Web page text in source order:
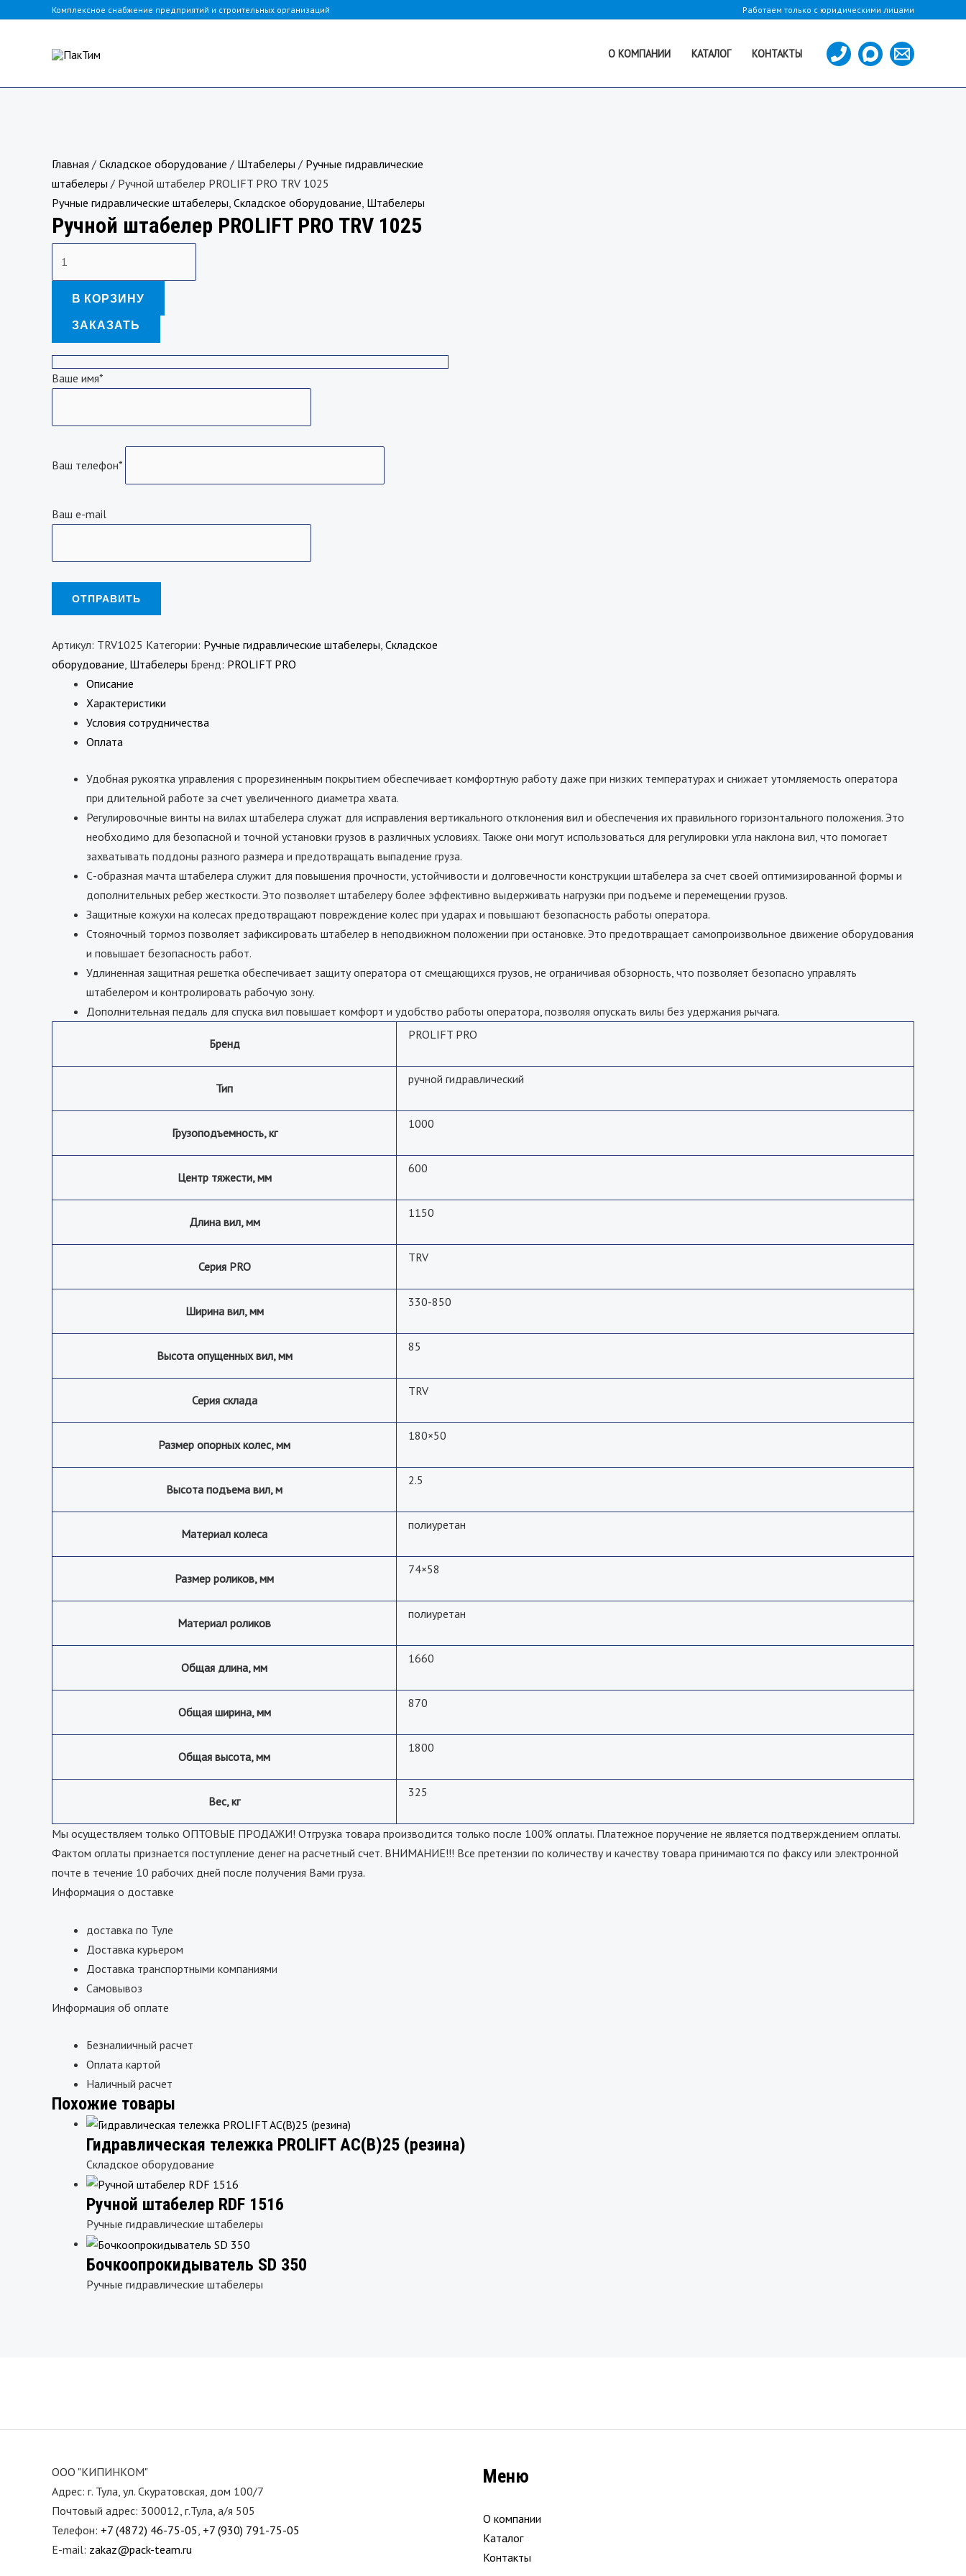
содержимому
Комплексное снабжение предприятий и строительных организаций Работаем только с юридическими лицами
О КОМПАНИИ КАТАЛОГ КОНТАКТЫ
Главная / Складское оборудование / Штабелеры / Ручные гидравлические
штабелеры / Ручной штабелер PROLIFT PRO TRV 1025
Ручные гидравлические штабелеры Складское оборудование Штабелеры
Ручной штабелер PROLIFT PRO TRV 1025
товара
Ручной
штабелер
PROLIFT
PRO
TRV
1025
В КОРЗИНУ
ЗАКАЗАТЬ
Ваше имя*
Ваш телефон*
Ваш e-mail
Артикул: TRV1025 Категории: Ручные гидравлические штабелеры, Складское
оборудование, Штабелеры Бренд: PROLIFT PRO
Описание
Характеристики
Условия сотрудничества
Оплата
Удобная рукоятка управления с прорезиненным покрытием обеспечивает комфортную работу даже при низких температурах и снижает утомляемость оператора
при длительной работе за счет увеличенного диаметра хвата.
Регулировочные винты на вилах штабелера служат для исправления вертикального отклонения вил и обеспечения их правильного горизонтального положения. Это
необходимо для безопасной и точной установки грузов в различных условиях. Также они могут использоваться для регулировки угла наклона вил, что помогает
захватывать поддоны разного размера и предотвращать выпадение груза.
С-образная мачта штабелера служит для повышения прочности, устойчивости и долговечности конструкции штабелера за счет своей оптимизированной формы и
дополнительных ребер жесткости. Это позволяет штабелеру более эффективно выдерживать нагрузки при подъеме и перемещении грузов.
Защитные кожухи на колесах предотвращают повреждение колес при ударах и повышают безопасность работы оператора.
Стояночный тормоз позволяет зафиксировать штабелер в неподвижном положении при остановке. Это предотвращает самопроизвольное движение оборудования
и повышает безопасность работ.
Удлиненная защитная решетка обеспечивает защиту оператора от смещающихся грузов, не ограничивая обзорность, что позволяет безопасно управлять
штабелером и контролировать рабочую зону.
Дополнительная педаль для спуска вил повышает комфорт и удобство работы оператора, позволяя опускать вилы без удержания рычага.
Бренд
PROLIFT PRO
Тип
ручной гидравлический
Грузоподъемность, кг
1000
Центр тяжести, мм
600
Длина вил, мм
1150
Серия PRO
TRV
Ширина вил, мм
330-850
Высота опущенных вил, мм
85
Серия склада
TRV
Размер опорных колес, мм
180×50
Высота подъема вил, м
2.5
Материал колеса
полиуретан
Размер роликов, мм
74×58
Материал роликов
полиуретан
Общая длина, мм
1660
Общая ширина, мм
870
Общая высота, мм
1800
Вес, кг
325
Мы осуществляем только ОПТОВЫЕ ПРОДАЖИ! Отгрузка товара производится только после 100% оплаты. Платежное поручение не является подтверждением оплаты.
Фактом оплаты признается поступление денег на расчетный счет. ВНИМАНИЕ!!! Все претензии по количеству и качеству товара принимаются по факсу или электронной
почте в течение 10 рабочих дней после получения Вами груза.
Информация о доставке
доставка по Туле
Доставка курьером
Доставка транспортными компаниями
Самовывоз
Информация об оплате
Безналиичный расчет
Оплата картой
Наличный расчет
Похожие товары
Гидравлическая тележка PROLIFT AC(B)25 (резина)
Складское оборудование
Ручной штабелер RDF 1516
Ручные гидравлические штабелеры
Бочкоопрокидыватель SD 350
Ручные гидравлические штабелеры
ООО "КИПИНКОМ"
Адрес: г. Тула, ул. Скуратовская, дом 100/7
Почтовый адрес: 300012, г.Тула, а/я 505
Телефон: +7 (4872) 46-75-05 +7 (930) 791-75-05
E-mail: zakaz@pack-team.ru
Меню
О компании
Каталог
Контакты